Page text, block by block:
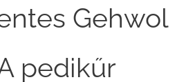
Gehwol
pedikűr